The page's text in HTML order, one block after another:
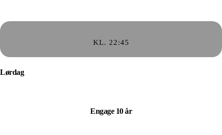
KL. 22:45
Lørdag
Engage 10 år